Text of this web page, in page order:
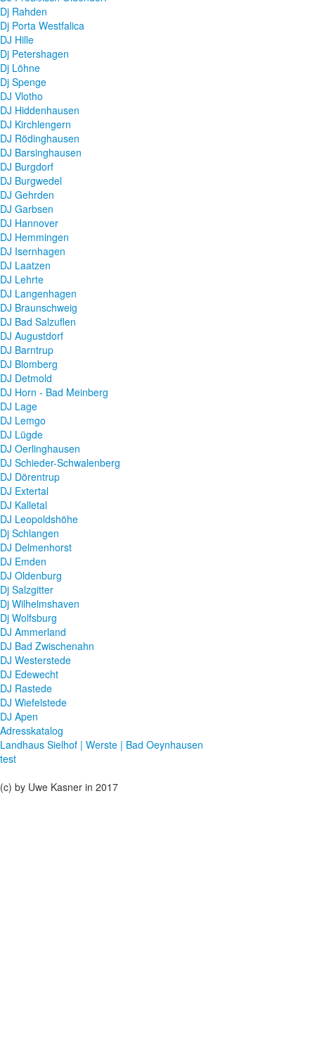
Dj Rahden
Dj Porta Westfalica
DJ Hille
Dj Petershagen
Dj Löhne
Dj Spenge
DJ Vlotho
DJ Hiddenhausen
DJ Kirchlengern
DJ Rödinghausen
DJ Barsinghausen
DJ Burgdorf
DJ Burgwedel
DJ Gehrden
DJ Garbsen
DJ Hannover
DJ Hemmingen
DJ Isernhagen
DJ Laatzen
DJ Lehrte
DJ Langenhagen
DJ Braunschweig
DJ Bad Salzuflen
DJ Augustdorf
DJ Barntrup
DJ Blomberg
DJ Detmold
DJ Horn - Bad Meinberg
DJ Lage
DJ Lemgo
DJ Lügde
DJ Oerlinghausen
DJ Schieder-Schwalenberg
DJ Dörentrup
DJ Extertal
DJ Kalletal
DJ Leopoldshöhe
Dj Schlangen
DJ Delmenhorst
DJ Emden
DJ Oldenburg
Dj Salzgitter
Dj Wilhelmshaven
Dj Wolfsburg
DJ Ammerland
DJ Bad Zwischenahn
DJ Westerstede
DJ Edewecht
DJ Rastede
DJ Wiefelstede
DJ Apen
Adresskatalog
Landhaus Sielhof | Werste | Bad Oeynhausen
test
(c) by Uwe Kasner in 2017